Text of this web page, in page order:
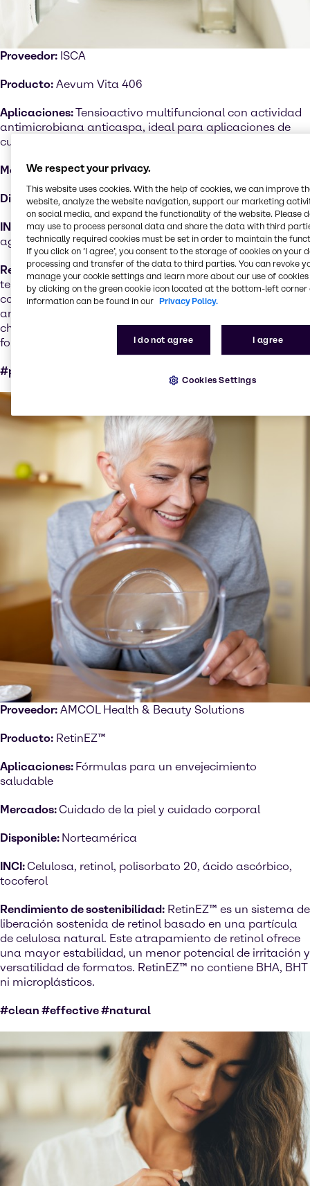
Proveedor: ISCA
Producto: Aevum Vita 406
Aplicaciones:Tensioactivo multifuncional con actividad
antimicrobiana anticaspa, ideal para aplicaciones de
cuidado del cabello
Mercados:cuidado del cabello, cuidado de la piel
Disponible: países seleccionados en EMEA
INCI: Caproil/Lauroil lactilato de sodio, citrato de sodio,
agua
Rendimiento de sostenibilidad:Aevum Vita 406 es un
tensioactivo aniónico suave, de origen natural, sin PEG,
con excelentes propiedades espumantes,
antibacterianas y antifúngicas, por lo que es ideal para
champús para bebés, limpiadores suaves y
formulaciones anticaspa.
#preservative free #natural #PEG-free #mild
Proveedor: AMCOL Health & Beauty Solutions
Producto: RetinEZ™
Aplicaciones: Fórmulas para un envejecimiento
saludable
Mercados:Cuidado de la piel y cuidado corporal
Disponible: Norteamérica
INCI:Celulosa, retinol, polisorbato 20, ácido ascórbico,
tocoferol
Rendimiento de sostenibilidad: RetinEZ™ es un sistema de
liberación sostenida de retinol basado en una partícula
de celulosa natural. Este atrapamiento de retinol ofrece
una mayor estabilidad, un menor potencial de irritación y
versatilidad de formatos. RetinEZ™ no contiene BHA, BHT
ni microplásticos.
#clean #effective #natural
We respect your privacy.
This website uses cookies. With the help of cookies, we can improve
website, analyze the website navigation, support our marketing
on social media, and expand the functionality of the website. Please
may use to process personal data and share the data with third
technically required cookies must be set in order to maintain the
If you click on ’I agree’, you consent to the storage of cookies on your
processing and transfer of the data to third parties. You can revoke
manage your cookie settings and learn more about our use of cookies
by clicking on the green cookie icon located at the bottom-left corner
information can be found in our Privacy Policy.
I do not agree I agree
Cookies Settings